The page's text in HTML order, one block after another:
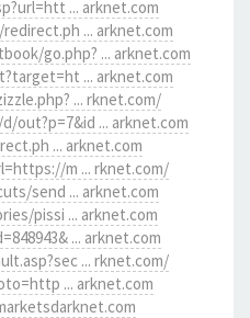
... arknet.com
... arknet.com
go.php? ... arknet.com
... arknet.com
... rknet.com/
out?p=7&id ... arknet.com
... arknet.com
m ... rknet.com/
send ... arknet.com
pissi ... arknet.com
... arknet.com
... rknet.com/
... arknet.com